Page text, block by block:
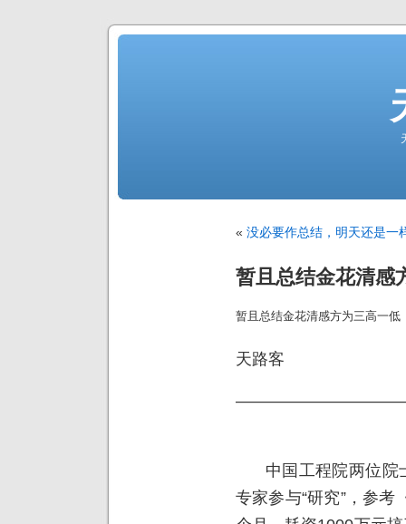
« 没必要作总结，明天还是一
暂且总结金花清感
暂且总结金花清感方为三高一低
天路客
中国工程院两位院
专家参与“研究”，参